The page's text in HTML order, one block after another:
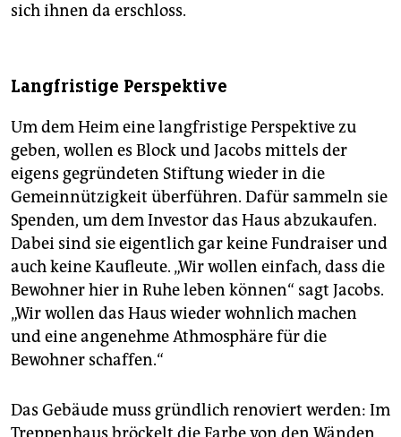
sich ihnen da erschloss.
Langfristige Perspektive
Um dem Heim eine langfristige Perspektive zu
geben, wollen es Block und Jacobs mittels der
eigens gegründeten Stiftung wieder in die
Gemeinnützigkeit überführen. Dafür sammeln sie
Spenden, um dem Investor das Haus abzukaufen.
Dabei sind sie eigentlich gar keine Fundraiser und
auch keine Kaufleute. „Wir wollen einfach, dass die
Bewohner hier in Ruhe leben können“ sagt Jacobs.
„Wir wollen das Haus wieder wohnlich machen
und eine angenehme Athmosphäre für die
Bewohner schaffen.“
Das Gebäude muss gründlich renoviert werden: Im